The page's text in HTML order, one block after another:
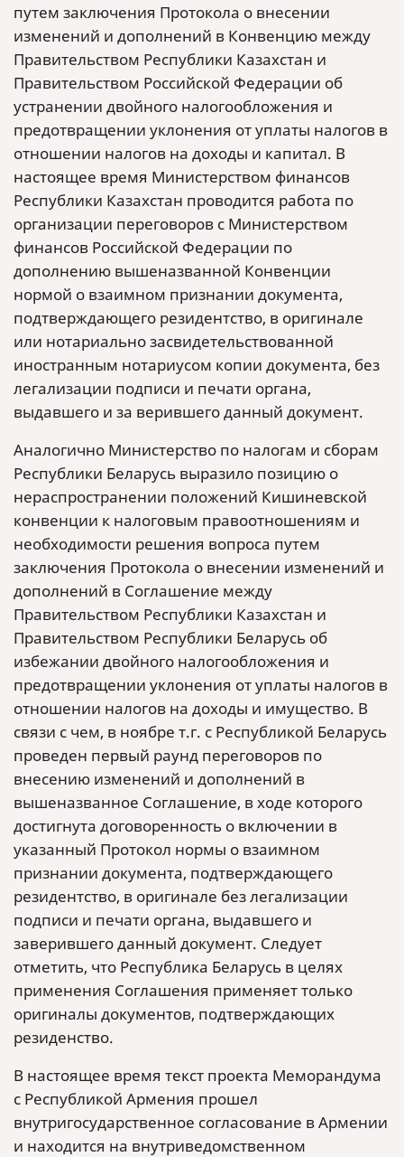
путем заключения Протокола о внесении
изменений и дополнений в Конвенцию между
Правительством Республики Казахстан и
Правительством Российской Федерации об
устранении двойного налогообложения и
предотвращении уклонения от уплаты налогов в
отношении налогов на доходы и капитал. В
настоящее время Министерством финансов
Республики Казахстан проводится работа по
организации переговоров с Министерством
финансов Российской Федерации по
дополнению вышеназванной Конвенции
нормой о взаимном признании документа,
подтверждающего резидентство, в оригинале
или нотариально засвидетельствованной
иностранным нотариусом копии документа, без
легализации подписи и печати органа,
выдавшего и за верившего данный документ.
Аналогично Министерство по налогам и сборам
Республики Беларусь выразило позицию о
нераспространении положений Кишиневской
конвенции к налоговым правоотношениям и
необходимости решения вопроса путем
заключения Протокола о внесении изменений и
дополнений в Соглашение между
Правительством Республики Казахстан и
Правительством Республики Беларусь об
избежании двойного налогообложения и
предотвращении уклонения от уплаты налогов в
отношении налогов на доходы и имущество. В
связи с чем, в ноябре т.г. с Республикой Беларусь
проведен первый раунд переговоров по
внесению изменений и дополнений в
вышеназванное Соглашение, в ходе которого
достигнута договоренность о включении в
указанный Протокол нормы о взаимном
признании документа, подтверждающего
резидентство, в оригинале без легализации
подписи и печати органа, выдавшего и
заверившего данный документ. Следует
отметить, что Республика Беларусь в целях
применения Соглашения применяет только
оригиналы документов, подтверждающих
резиденство.
В настоящее время текст проекта Меморандума
с Республикой Армения прошел
внутригосударственное согласование в Армении
и находится на внутриведомственном